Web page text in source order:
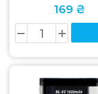
169 ₴